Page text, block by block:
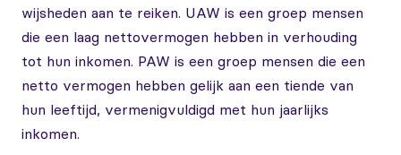
wijsheden aan te reiken. UAW is een groep mensen
die een laag nettovermogen hebben in verhouding
tot hun inkomen. PAW is een groep mensen die een
netto vermogen hebben gelijk aan een tiende van
hun leeftijd, vermenigvuldigd met hun jaarlijks
inkomen.